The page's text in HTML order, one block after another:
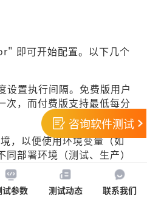
即可开始配置。以下几个
设置执行间隔。免费版用户
次，而付费版支持最低每分
，以便使用环境变量（如
部署环境（测试、生产）
球多个地理区域发起监控请
咨询软件测试
试参数 测试动态 联系我们